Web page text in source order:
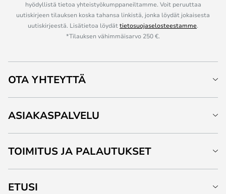
hyödyllistä tietoa yhteistyökumppaneiltamme. Voit peruuttaa
uutiskirjeen tilauksen koska tahansa linkistä, jonka löydät jokaisesta
uutiskirjeestä. Lisätietoa löydättietosuojaselosteestamme.
*Tilauksen vähimmäisarvo 250 €.
OTA YHTEYTTÄ
ASIAKASPALVELU
TOIMITUS JA PALAUTUKSET
ETUSI